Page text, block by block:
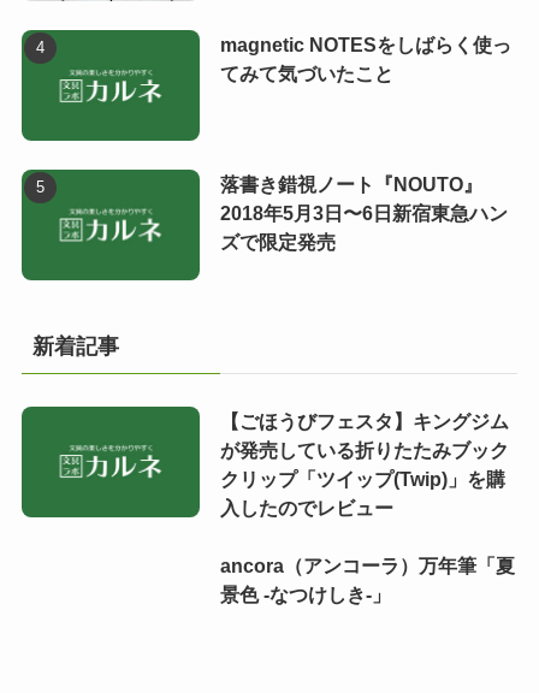
magnetic NOTESをしばらく使っ
てみて気づいたこと
落書き錯視ノート『NOUTO』
2018年5月3日〜6日新宿東急ハン
ズで限定発売
新着記事
【ごほうびフェスタ】キングジム
が発売している折りたたみブック
クリップ「ツイップ(Twip)」を購
入したのでレビュー
ancora（アンコーラ）万年筆「夏
景色 -なつけしき-」